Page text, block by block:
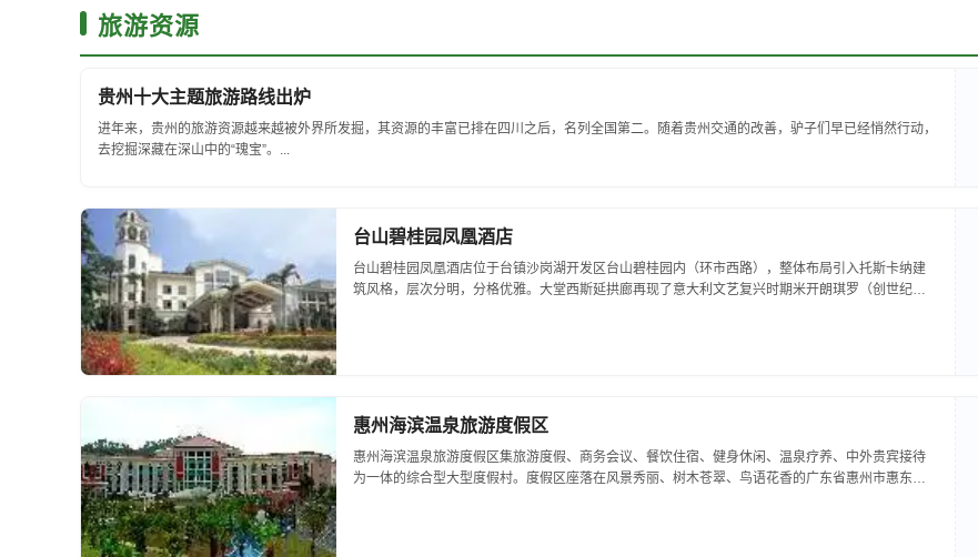
旅游资源
贵州十大主题旅游路线出炉
进年来，贵州的旅游资源越来越被外界所发掘，其资源的丰富已排在四川之后，名列全国第二。随着贵州交通的改善，驴子们早已经悄然行动，
去挖掘深藏在深山中的“瑰宝”。...
台山碧桂园凤凰酒店
台山碧桂园凤凰酒店位于台镇沙岗湖开发区台山碧桂园内（环市西路），整体布局引入托斯卡纳建
筑风格，层次分明，分格优雅。大堂西斯延拱廊再现了意大利文艺复兴时期米开朗琪罗（创世纪）
惠州海滨温泉旅游度假区
惠州海滨温泉旅游度假区集旅游度假、商务会议、餐饮住宿、健身休闲、温泉疗养、中外贵宾接待
为一体的综合型大型度假村。度假区座落在风景秀丽、树木苍翠、鸟语花香的广东省惠州市惠东县